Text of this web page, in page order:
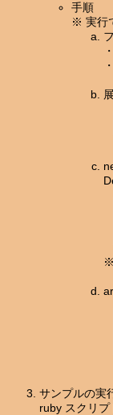
手順
※ 実行
・
サンプルの実
ruby スクリプ